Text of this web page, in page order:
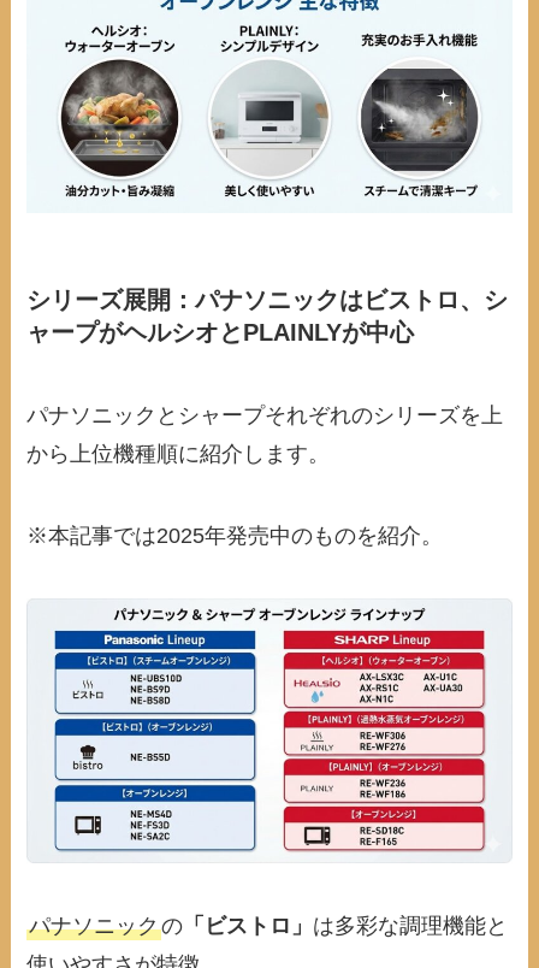
シリーズ展開：パナソニックはビストロ、シ
ャープがヘルシオとPLAINLYが中心
パナソニックとシャープそれぞれのシリーズを上
から上位機種順に紹介します。
※本記事では2025年発売中のものを紹介。
パナソニックの 「ビストロ」 は多彩な調理機能と